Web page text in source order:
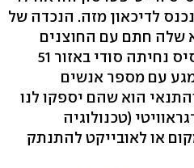
לדיכאון מזה. הנכדה של
שלה חתם עם החוצנים
הסכם, שיהיה להם פה בסיס נחיתה סודי באזור 51
עם מספר אנשים
הוא שהם יספקו לנו
(טכנולוגיה
או לאובייקט להתנתק